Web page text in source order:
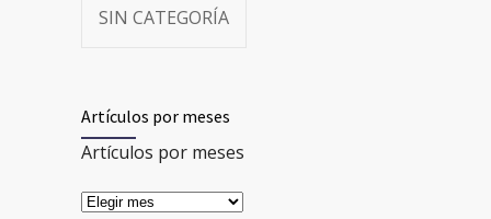
SIN CATEGORÍA
Artículos por meses
Artículos por meses